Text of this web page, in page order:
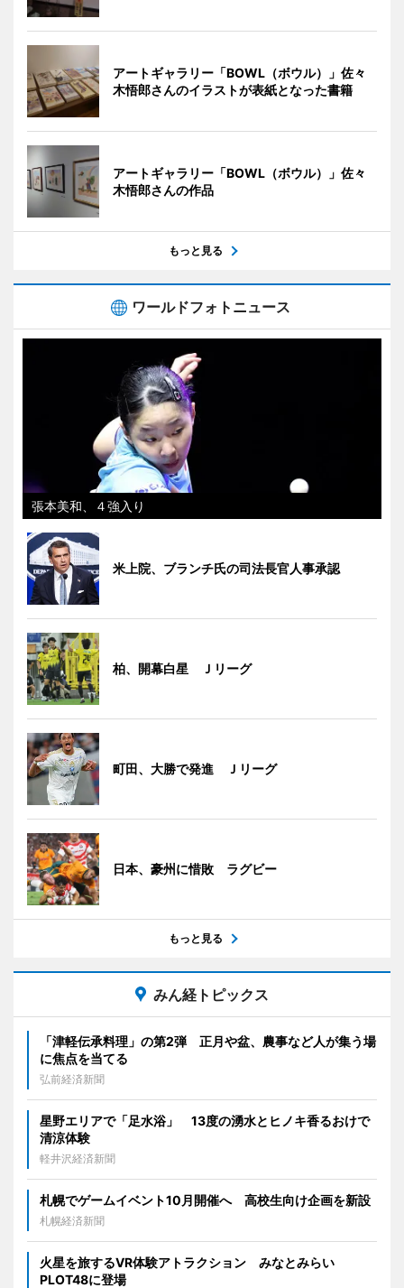
アートギャラリー「BOWL（ボウル）」佐々
木悟郎さんのイラストが表紙となった書籍
アートギャラリー「BOWL（ボウル）」佐々
木悟郎さんの作品
もっと見る
ワールドフォトニュース
張本美和、４強入り
米上院、ブランチ氏の司法長官人事承認
柏、開幕白星 Ｊリーグ
町田、大勝で発進 Ｊリーグ
日本、豪州に惜敗 ラグビー
もっと見る
みん経トピックス
「津軽伝承料理」の第2弾 正月や盆、農事など人が集う場
に焦点を当てる
弘前経済新聞
星野エリアで「足水浴」 13度の湧水とヒノキ香るおけで
清涼体験
軽井沢経済新聞
札幌でゲームイベント10月開催へ 高校生向け企画を新設
札幌経済新聞
火星を旅するVR体験アトラクション みなとみらい
PLOT48に登場